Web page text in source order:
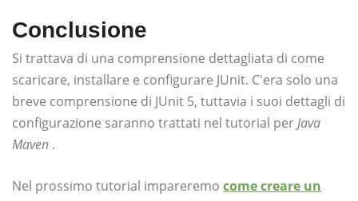
Conclusione
Si trattava di una comprensione dettagliata di come
scaricare, installare e configurare JUnit. C'era solo una
breve comprensione di JUnit 5, tuttavia i suoi dettagli di
configurazione saranno trattati nel tutorial perJava
Maven .
Nel prossimo tutorial impareremo come creare un